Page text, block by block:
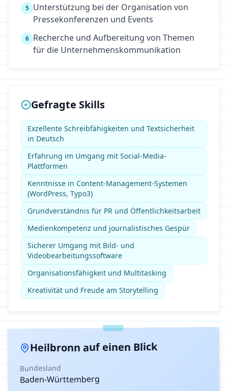
5 Unterstützung bei der Organisation von
Pressekonferenzen und Events
6 Recherche und Aufbereitung von Themen
für die Unternehmenskommunikation
Gefragte Skills
Exzellente Schreibfähigkeiten und Textsicherheit
in Deutsch
Erfahrung im Umgang mit Social-Media-
Plattformen
Kenntnisse in Content-Management-Systemen
(WordPress, Typo3)
Grundverständnis für PR und Öffentlichkeitsarbeit
Medienkompetenz und journalistisches Gespür
Sicherer Umgang mit Bild- und
Videobearbeitungssoftware
Organisationsfähigkeit und Multitasking
Kreativität und Freude am Storytelling
Heilbronn auf einen Blick
Bundesland
Baden-Württemberg